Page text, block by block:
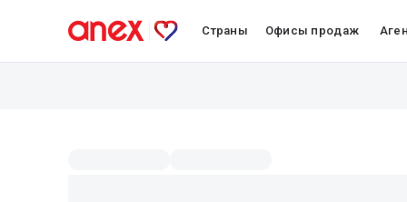
Страны Офисы продаж